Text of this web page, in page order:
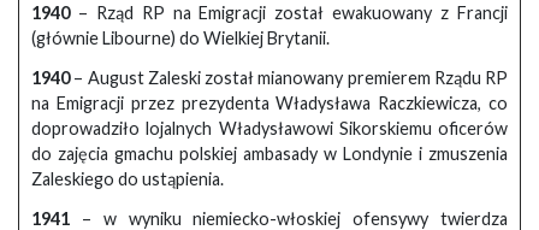
1940– Rząd RP na Emigracji został ewakuowany z Francji
(głównie Libourne) do Wielkiej Brytanii.
1940– August Zaleski został mianowany premierem Rządu RP
na Emigracji przez prezydenta Władysława Raczkiewicza, co
doprowadziło lojalnych Władysławowi Sikorskiemu oficerów
do zajęcia gmachu polskiej ambasady w Londynie i zmuszenia
Zaleskiego do ustąpienia.
1941 – w wyniku niemiecko-włoskiej ofensywy twierdza